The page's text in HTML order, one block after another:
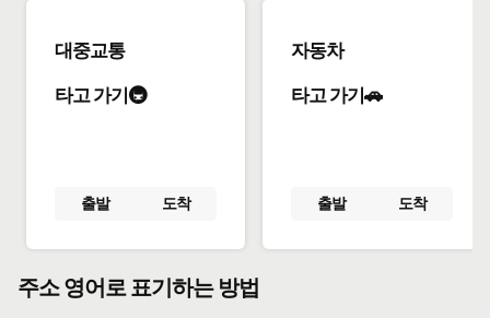
대중교통
타고 가기🚇
출발 도착
자동차
타고 가기🚗
출발 도착
주소 영어로 표기하는 방법